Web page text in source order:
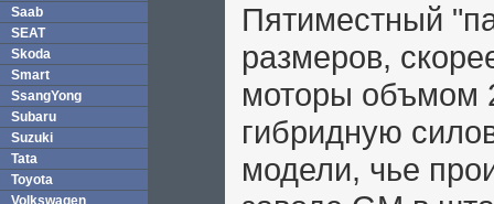
Saab
SEAT
Skoda
Smart
SsangYong
Subaru
Suzuki
Tata
Toyota
Volkswagen
Пятиместный
размеров,
моторы объмом
гибридную
модели, чье